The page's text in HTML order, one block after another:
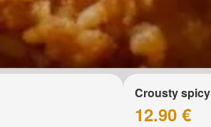
Crousty spicy
12.90 €